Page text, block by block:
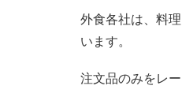
外食各社は、料
います。
注文品のみをレ